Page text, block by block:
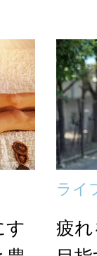
す
ライ
疲